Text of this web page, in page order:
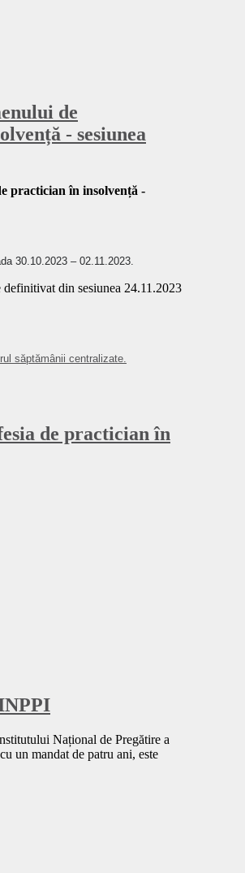
de
- sesiunea
practician în insolvență -
30.10.2023 – 02.11.2023.
din sesiunea 24.11.2023
săptămânii centralizate.
de practician în
Național de Pregătire a
un mandat de patru ani, este